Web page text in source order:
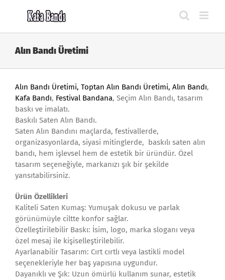
Alın Bandı Üretimi
Alın Bandı Üretimi, Toptan Alın Bandı Üretimi, Alın Bandı,
Kafa Bandı, Festival Bandana, Seçim Alın Bandı, tasarım
baskı ve imalatı.
Baskılı Saten Alın Bandı.
Saten Alın Bandını maçlarda, festivallerde,
organizasyonlarda, siyasi mitinglerde, baskılı saten alın
bandı, hem işlevsel hem de estetik bir üründür. Özel
tasarım seçeneğiyle, markanızı şık bir şekilde
yansıtabilirsiniz.
Ürün Özellikleri
Kaliteli Saten Kumaş: Yumuşak dokusu ve parlak
görünümüyle ciltte konfor sağlar.
Özelleştirilebilir Baskı: İsim, logo, marka sloganı veya
özel mesaj ile kişiselleştirilebilir.
Ayarlanabilir Tasarım: Cırt cırtlı veya lastikli model
seçenekleriyle her baş yapısına uygundur.
Dayanıklı ve Şık: Uzun ömürlü kullanım sunar, estetik